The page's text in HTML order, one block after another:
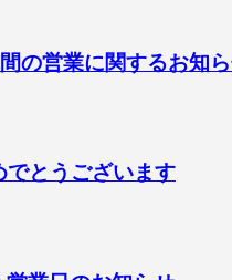
の営業に関するお知
でとうございます